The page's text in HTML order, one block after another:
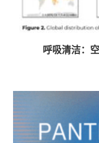
呼吸清洁：